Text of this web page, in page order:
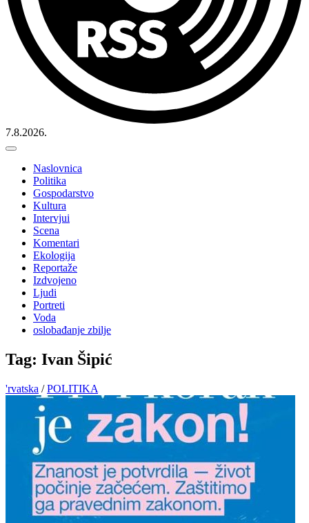
7.8.2026.
Naslovnica
Politika
Gospodarstvo
Kultura
Intervjui
Scena
Komentari
Ekologija
Reportaže
Izdvojeno
Ljudi
Portreti
Voda
oslobađanje zbilje
Tag: Ivan Šipić
'rvatska /POLITIKA